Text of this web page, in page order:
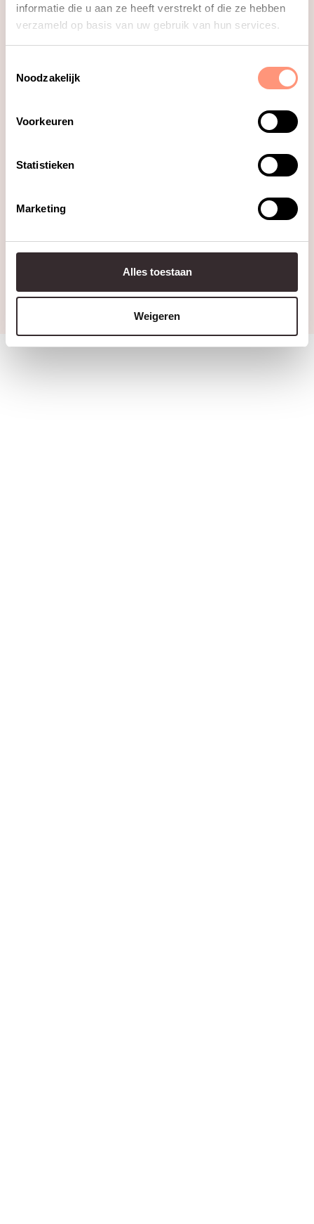
informatie die u aan ze heeft verstrekt of die ze hebben
verzameld op basis van uw gebruik van hun services.
Noodzakelijk
Voorkeuren
Statistieken
Marketing
Alles toestaan
Weigeren
Studiekeuze123.nl
Op de website Studiekeuze123.nl vind je objectieve
informatie over alle erkende hbo- en wo-opleidingen in